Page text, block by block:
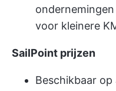
voor kleinere
SailPoint prijzen
Beschikbaar op